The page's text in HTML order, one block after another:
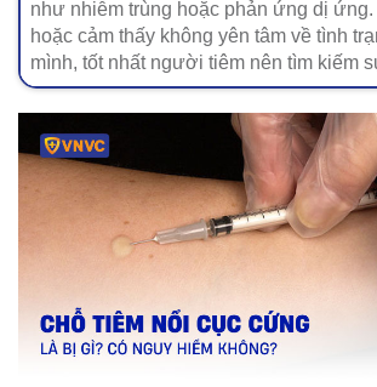
như nhiễm trùng hoặc phản ứng dị
hoặc cảm thấy không yên tâm về tình
mình, tốt nhất người tiêm nên tìm kiếm